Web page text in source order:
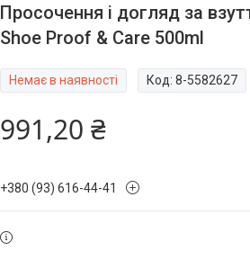
Просочення і догляд за
Shoe Proof & Care 500ml
Немає в наявності Код:8-5582627
991,20 ₴
+380 (93) 616-44-41